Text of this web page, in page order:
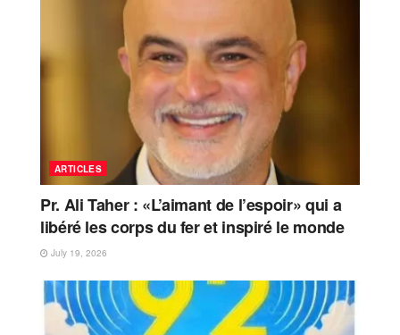
ARTICLES
Pr. Ali Taher : «L’aimant de l’espoir» qui a
libéré les corps du fer et inspiré le monde
July 19, 2026